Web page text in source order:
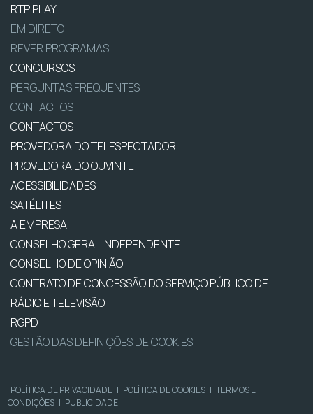
RTP PLAY
EM DIRETO
REVER PROGRAMAS
CONCURSOS
PERGUNTAS FREQUENTES
CONTACTOS
CONTACTOS
PROVEDORA DO TELESPECTADOR
PROVEDORA DO OUVINTE
ACESSIBILIDADES
SATÉLITES
A EMPRESA
CONSELHO GERAL INDEPENDENTE
CONSELHO DE OPINIÃO
CONTRATO DE CONCESSÃO DO SERVIÇO PÚBLICO DE
RÁDIO E TELEVISÃO
RGPD
GESTÃO DAS DEFINIÇÕES DE COOKIES
POLÍTICA DE PRIVACIDADE | POLÍTICA DE COOKIES | TERMOS E
CONDIÇÕES | PUBLICIDADE